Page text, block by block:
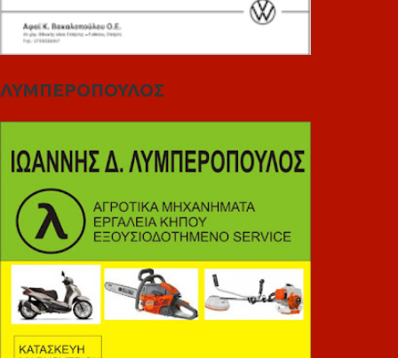
ΛΥΜΠΕΡΟΠΟΥΛΟΣ